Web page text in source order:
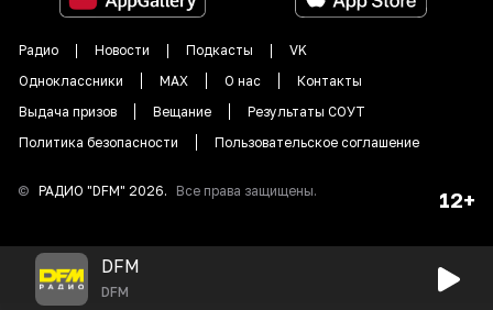
Радио Новости Подкасты
VK
Одноклассники
MAX О нас
Контакты
Выдача призов
Вещание
Результаты СОУТ
Политика безопасности
Пользовательское соглашение
© РАДИО "DFM" 2026. Все права защищены. 12+
DFM
DFM